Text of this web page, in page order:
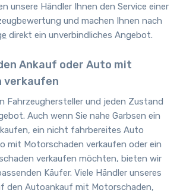
unsere Händler Ihnen den Service einer
und machen Ihnen nach
direkt ein unverbindliches Angebot.
Ankauf oder Auto mit
verkaufen
Fahrzeughersteller und jeden Zustand
Auch wenn Sie nahe Garbsen ein
ein nicht fahrbereites Auto
mit Motorschaden verkaufen oder ein
verkaufen möchten, bieten wir
Käufer. Viele Händler unseres
den Autoankauf mit Motorschaden,